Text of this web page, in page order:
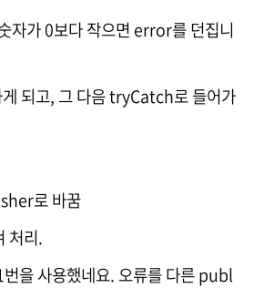
자가 0보다 작으면 error를 던집니
되고, 그 다음 tryCatch로 들어가
로 바꿈
처리.
을 사용했네요. 오류를 다른 publ